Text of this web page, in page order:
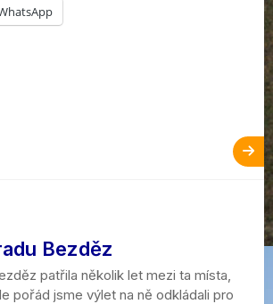
Bezděz
patřila několik let mezi ta místa,
pořád jsme výlet na ně odkládali pro